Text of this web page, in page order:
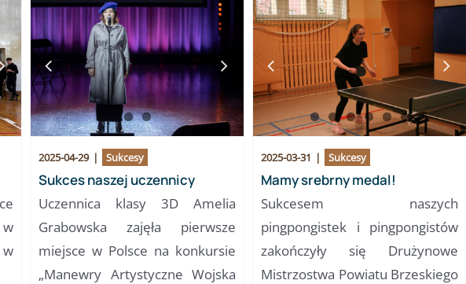
w
Sukces naszej uczennicy
2025-04-29 | Sukcesy
Uczennica klasy 3D Amelia
Grabowska zajęła pierwsze
miejsce w Polsce na konkursie
„Manewry Artystyczne Wojska
Mamy srebrny medal!
2025-03-31 | Sukcesy
Sukcesem naszych
pingpongistek i pingpongistów
zakończyły się Drużynowe
Mistrzostwa Powiatu Brzeskiego